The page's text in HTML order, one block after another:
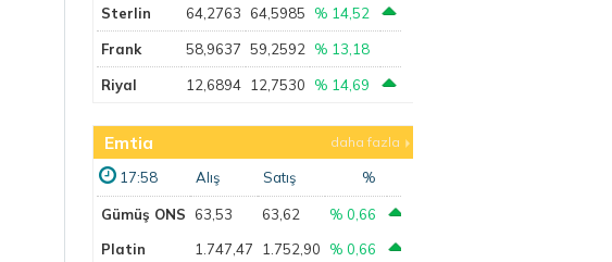
Sterlin 64,2763 64,5985 % 14,52
Frank 58,9637 59,2592 % 13,18
Riyal 12,6894 12,7530 % 14,69
Emtia daha fazla
17:58 Alış Satış %
Gümüş ONS 63,53 63,62
% 0,66
Platin
1.747,47 1.752,90
% 0,66